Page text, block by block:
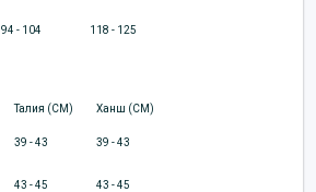
94 - 104 118 - 125
Талия (CM) Ханш (CM)
39 - 43 39 - 43
43 - 45 43 - 45